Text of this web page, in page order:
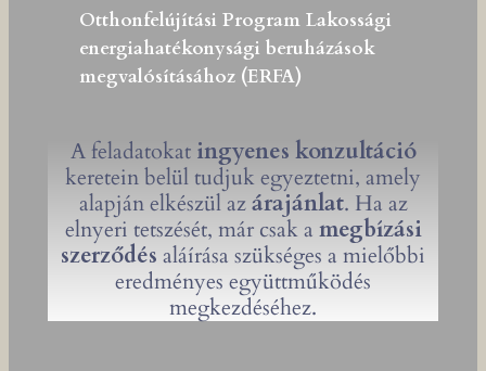
Otthonfelújítási Program Lakossági
energiahatékonysági beruházások
megvalósításához (ERFA)
A feladatokat ingyenes konzultáció
keretein belül tudjuk egyeztetni, amely
alapján elkészül azárajánlat. Ha az
elnyeri tetszését, már csak a megbízási
szerződés aláírása szükséges a mielőbbi
eredményes együttműködés
megkezdéséhez.